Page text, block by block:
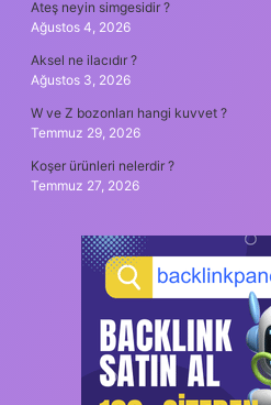
Ateş neyin simgesidir ?
Ağustos 4, 2026
Aksel ne ilacıdır ?
Ağustos 3, 2026
W ve Z bozonları hangi kuvvet ?
Temmuz 29, 2026
Koşer ürünleri nelerdir ?
Temmuz 27, 2026